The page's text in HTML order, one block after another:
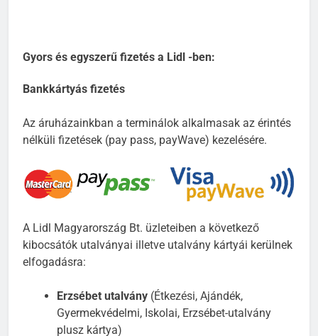
Gyors és egyszerű fizetés a Lidl -ben:
Bankkártyás fizetés
Az áruházainkban a terminálok alkalmasak az érintés
nélküli fizetések (pay pass, payWave) kezelésére.
A Lidl Magyarország Bt. üzleteiben a következő
kibocsátók utalványai illetve utalvány kártyái kerülnek
elfogadásra:
Erzsébet utalvány (Étkezési, Ajándék,
Gyermekvédelmi, Iskolai, Erzsébet-utalvány
plusz kártya)